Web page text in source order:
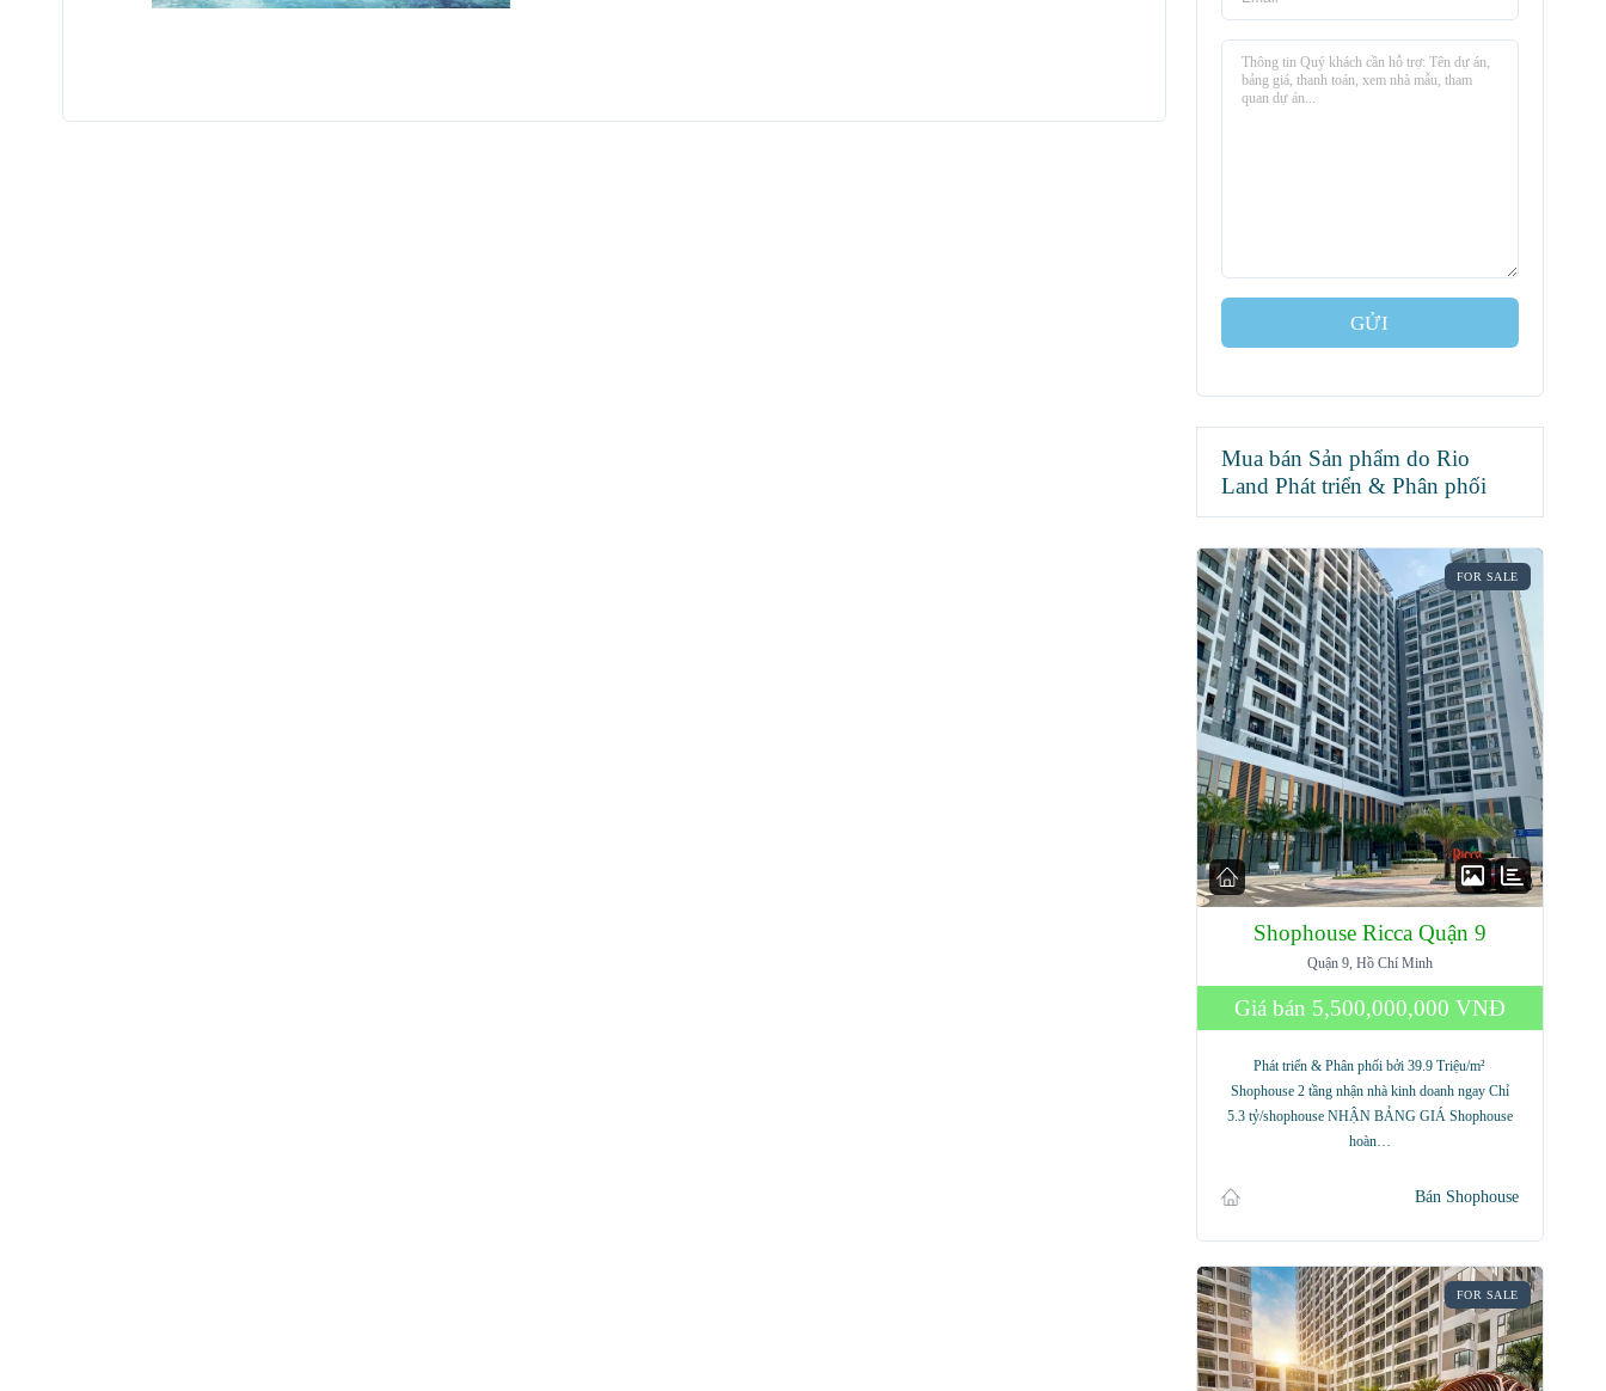
GỬI
Mua bán Sản phẩm do Rio
Land Phát triển & Phân phối
FOR SALE
Shophouse Ricca Quận 9
Quận 9, Hồ Chí Minh
Giá bán 5,500,000,000 VNĐ
Phát triển & Phân phối bởi 39.9 Triệu/m²
Shophouse 2 tầng nhận nhà kinh doanh ngay Chỉ
5.3 tỷ/shophouse NHẬN BẢNG GIÁ Shophouse
hoàn…
Bán Shophouse
FOR SALE